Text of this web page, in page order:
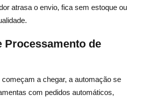
AliDrop e DSers?
do AliExpress
ferramentas de dropshipping do
de dropshipping do
atrasa o envio, fica sem estoque ou
Processamento de
a chegar, a automação se
com pedidos automáticos,